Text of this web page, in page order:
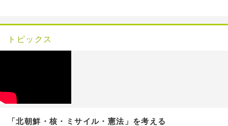
トピックス
「北朝鮮・核・ミサイル・憲法」を考える